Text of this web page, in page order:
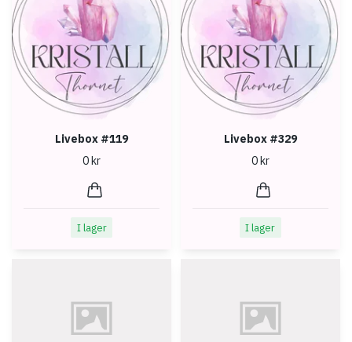
Livebox #119
0 kr
I lager
Livebox #329
0 kr
I lager